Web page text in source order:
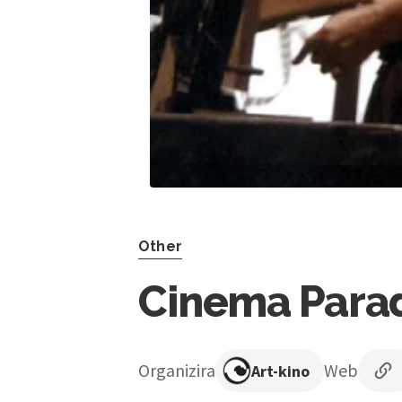
Other
Cinema
Organizira Art-kino Web